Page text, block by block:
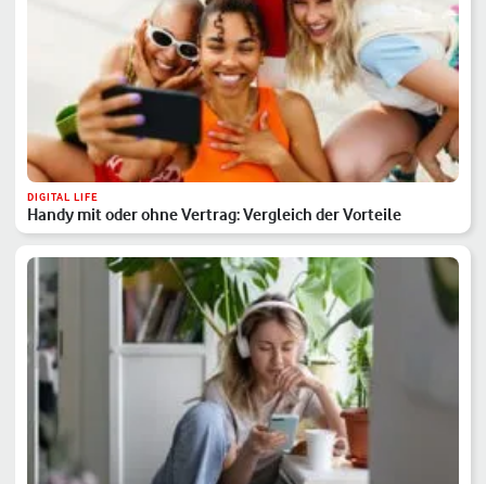
DIGITAL LIFE
Handy mit oder ohne Vertrag: Vergleich der Vorteile